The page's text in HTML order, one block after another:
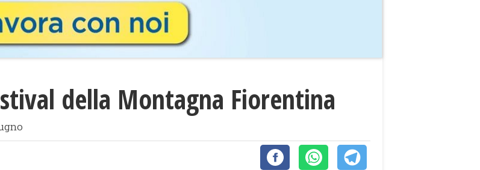
della Montagna Fiorentina